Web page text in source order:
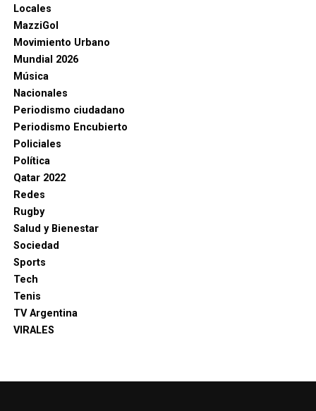
Locales
MazziGol
Movimiento Urbano
Mundial 2026
Música
Nacionales
Periodismo ciudadano
Periodismo Encubierto
Policiales
Política
Qatar 2022
Redes
Rugby
Salud y Bienestar
Sociedad
Sports
Tech
Tenis
TV Argentina
VIRALES